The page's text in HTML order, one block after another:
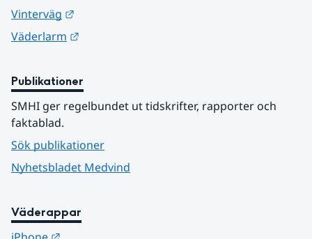
Vinterväg
Väderlarm
Publikationer
SMHI ger regelbundet ut tidskrifter, rapporter och
faktablad.
Sök publikationer
Nyhetsbladet Medvind
Väderappar